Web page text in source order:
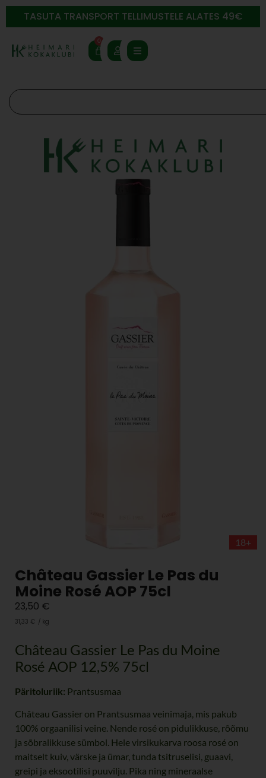
TASUTA TRANSPORT TELLIMUSTELE ALATES 49€
0
18+
Château Gassier Le Pas du
Moine Rosé AOP 75cl
23,50 €
31,33 € / kg
Château Gassier Le Pas du Moine
Rosé AOP 12,5% 75cl
Päritoluriik: Prantsusmaa
Château Gassier on Prantsusmaa veinimaja, mis pakub
100% orgaanilisi veine. Nende rosé on pidulikkuse, rõõmu
ja sõbralikkuse sümbol. Hele virsikukarva roosa rosé on
maitselt kuiv, värske ja ümar, tunda tsitruselisi, guaavi,
greipi ja eksootilisi puuvilju. Pika ning mineraalse